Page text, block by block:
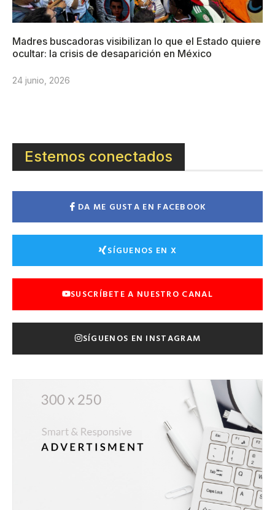
Madres buscadoras visibilizan lo que el Estado quiere
ocultar: la crisis de desaparición en México
24 junio, 2026
Estemos conectados
DA ME GUSTA EN FACEBOOK
SÍGUENOS EN X
SUSCRÍBETE A NUESTRO CANAL
SÍGUENOS EN INSTAGRAM